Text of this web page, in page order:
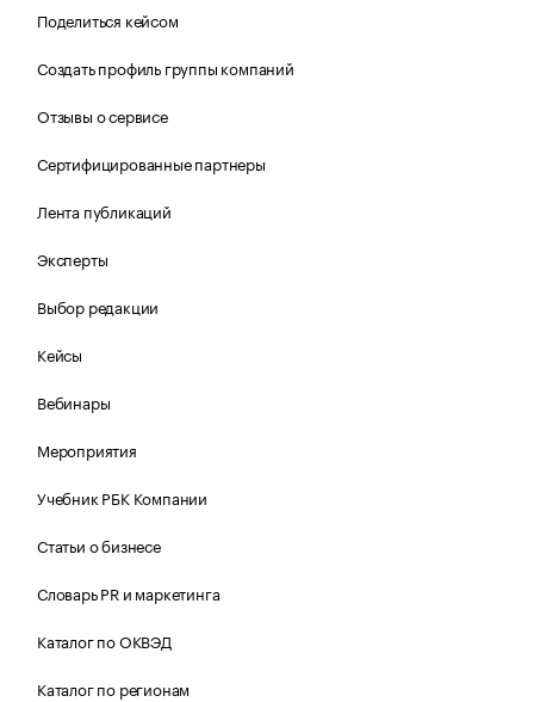
Поделиться кейсом
Создать профиль группы компаний
Отзывы о сервисе
Сертифицированные партнеры
Лента публикаций
Эксперты
Выбор редакции
Кейсы
Вебинары
Мероприятия
Учебник РБК Компании
Статьи о бизнесе
Словарь PR и маркетинга
Каталог по ОКВЭД
Каталог по регионам